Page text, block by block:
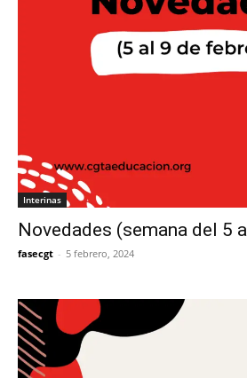
Interinas
Novedades (semana del 5
fasecgt - 5 febrero, 2024